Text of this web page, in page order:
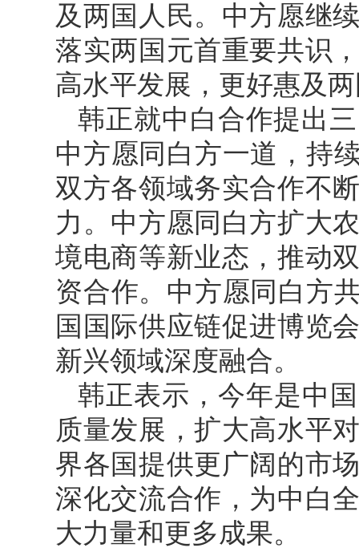
及两国人民。中方愿继
落实两国元首重要共识
高水平发展，更好惠及
韩正就中白合作提出
中方愿同白方一道，持
双方各领域务实合作不
力。中方愿同白方扩大
境电商等新业态，推动
资合作。中方愿同白方
国国际供应链促进博览
新兴领域深度融合。
韩正表示，今年是中
质量发展，扩大高水平
界各国提供更广阔的市
深化交流合作，为中白
大力量和更多成果。